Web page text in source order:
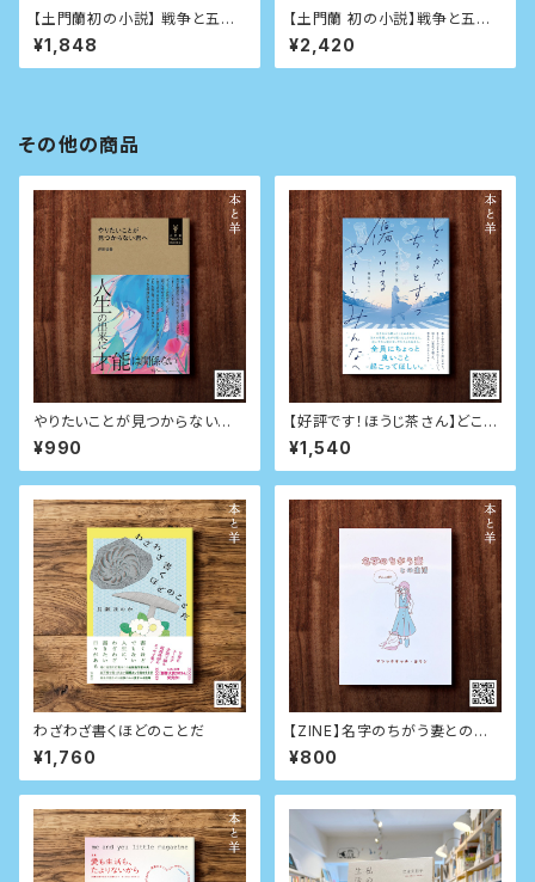
【土門蘭初の小説】 戦争と五人
の女 （河出書房新社版）
¥1,848
【土門蘭 初の小説】戦争と五人
の女（サイン本）京都文鳥社版
¥2,420
その他の商品
やりたいことが見つからない君
へ (小学館Youth Books)
¥990
【好評です！ほうじ茶さん】どこか
でちょっとずつ傷ついてるやさし
いみんなへ
¥1,540
わざわざ書くほどのことだ
¥1,760
【ZINE】名字のちがう妻との生
活 ぜんぶ盛り
¥800